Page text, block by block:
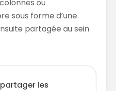
ou
sous forme d’une
partagée au sein
les